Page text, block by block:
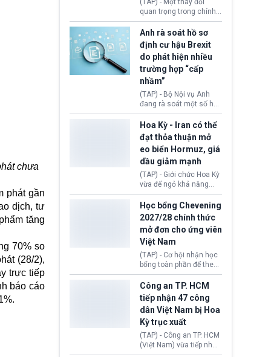
chưa
phátgần
dịch, tư
tăng
70% so
(28/2),
trực tiếp
báo cáo
Donald Trump và chính
phủ cánh tả Tổng thống
da Silva đang leo thang
gay gắt.
(TAP) - Một thay đổi
quan trọng trong chính
sách nhập cư của New
Zealand đang mở ra
thêm cơ hội cho nhiều
người muốn định cư. Từ
nay, người mắc viêm
gan B hoặc viêm gan C
sẽ không còn bị mặc
định không đáp ứng tiêu
chuẩn sức khỏe chỉ vì
chi phí điều trị khi nộp hồ
Anh rà soát hồ sơ
định cư hậu Brexit
do phát hiện nhiều
trường hợp “cấp
nhầm”
(TAP) - Bộ Nội vụ Anh
đang rà soát một số hồ
sơ thuộc Chương trình
Định cư EU (EU
Settlement Scheme -
EUSS) sau khi xác định
có trường hợp được cấp
quy chế cư trú hậu
Brexit “do nhầm lẫn”.
Động thái này làm dấy
lên lo ngại về việc thực
thi Thỏa thuận Rút khỏi
Liên minh châu Âu
(Withdrawal
Agreement).
Hoa Kỳ - Iran có thể
đạt thỏa thuận mở
eo biển Hormuz, giá
dầu giảm mạnh
(TAP) - Giới chức Hoa Kỳ
vừa để ngỏ khả năng
sớm đạt thỏa thuận với
Iran nhằm mở lại eo biển
Hormuz, mở đường cho
việc khôi phục hoạt
động hàng hải. Những
tín hiệu ngoại giao tích
cực này lập tức tác động
đến thị trường năng
lượng, kéo giá dầu thế
giới lùi sâu xuống dưới
mức 80 USD/thùng.
Học bổng Chevening
2027/28 chính thức
mở đơn cho ứng viên
Việt Nam
(TAP) - Cơ hội nhận học
bổng toàn phần để theo
học chương trình thạc sĩ
tại Vương quốc Anh đã
chính thức quay trở lại.
Học bổng Chevening
2027/28 của Chính phủ
Anh vừa mở cổng ứng
tuyển dành riêng ứng
viên Việt Nam, hỗ trợ
toàn bộ chi phí học tập
Công an TP. HCM
tiếp nhận 47 công
dân Việt Nam bị Hoa
Kỳ trục xuất
(TAP) - Công an TP. HCM
(Việt Nam) vừa tiếp nhận
47 công dân Việt Nam bị